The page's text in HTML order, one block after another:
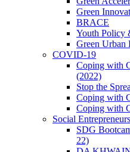
Green
BRACE
Youth Policy
Green Urban
COVID-19
Coping with
(2022)
Stop the
Coping with
Coping with
Social
SDG
22)